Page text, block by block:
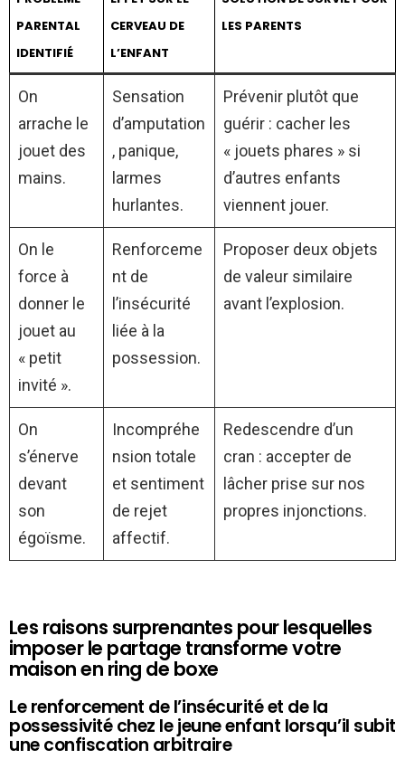
PARENTAL
IDENTIFIÉ
CERVEAU DE
L’ENFANT
LES PARENTS
On
arrache le
jouet des
mains.
Sensation
d’amputation
, panique,
larmes
hurlantes.
Prévenir plutôt que
guérir : cacher les
« jouets phares » si
d’autres enfants
viennent jouer.
On le
force à
donner le
jouet au
« petit
invité ».
Renforceme
nt de
l’insécurité
liée à la
possession.
Proposer deux objets
de valeur similaire
avant l’explosion.
On
s’énerve
devant
son
égoïsme.
Incompréhe
nsion totale
et sentiment
de rejet
affectif.
Redescendre d’un
cran : accepter de
lâcher prise sur nos
propres injonctions.
Les raisons surprenantes pour lesquelles
imposer le partage transforme votre
maison en ring de boxe
Le renforcement de l’insécurité et de la
possessivité chez le jeune enfant lorsqu’il subit
une confiscation arbitraire